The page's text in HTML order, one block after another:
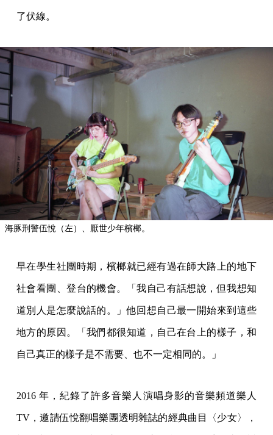
了伏線。
海豚刑警伍悅（左）、厭世少年檳榔。
早在學生社團時期，檳榔就已經有過在師大路上的地下
社會看團、登台的機會。「我自己有話想說，但我想知
道別人是怎麼說話的。」他回想自己最一開始來到這些
地方的原因。「我們都很知道，自己在台上的樣子，和
自己真正的樣子是不需要、也不一定相同的。」
2016 年，紀錄了許多音樂人演唱身影的音樂頻道樂人
TV，邀請伍悅翻唱樂團透明雜誌的經典曲目〈少女〉，